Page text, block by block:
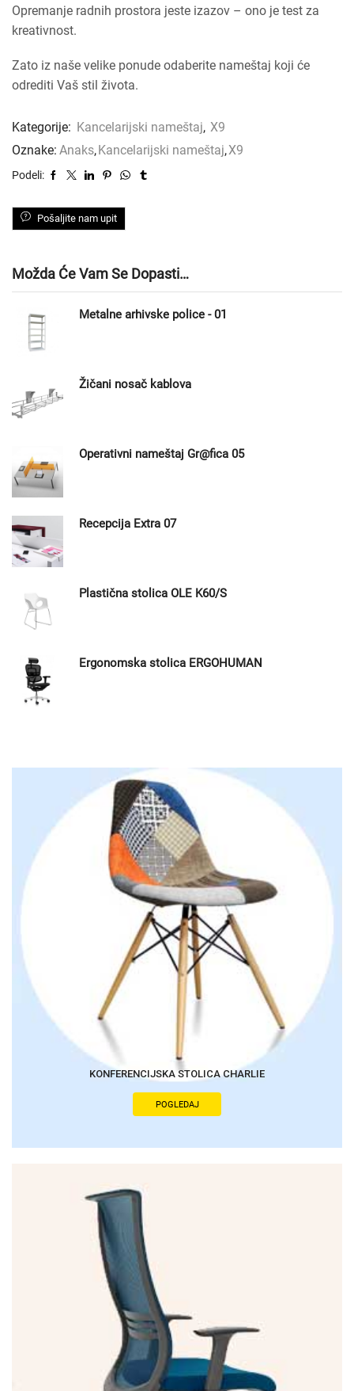
Opremanje radnih prostora jeste izazov – ono je test za
kreativnost.
Zato iz naše velike ponude odaberite nameštaj koji će
odrediti Vaš stil života.
Kategorije: Kancelarijski nameštaj, X9
Oznake: Anaks,Kancelarijski nameštaj,X9
Podeli:
Pošaljite nam upit
Možda Će Vam Se Dopasti…
Metalne arhivske police - 01
Žičani nosač kablova
Operativni nameštaj Gr@fica 05
Recepcija Extra 07
Plastična stolica OLE K60/S
Ergonomska stolica ERGOHUMAN
KONFERENCIJSKA STOLICA CHARLIE
POGLEDAJ